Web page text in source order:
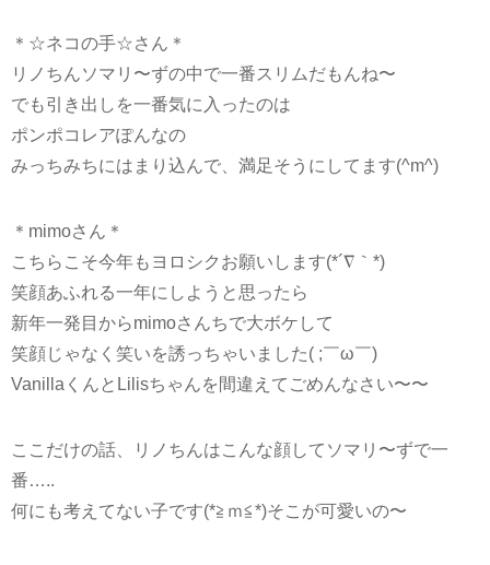
＊☆ネコの手☆さん＊
リノちんソマリ〜ずの中で一番スリムだもんね〜
でも引き出しを一番気に入ったのは
ポンポコレアぽんなの
みっちみちにはまり込んで、満足そうにしてます(^m^)
＊mimoさん＊
こちらこそ今年もヨロシクお願いします(*´∇｀*)
笑顔あふれる一年にしようと思ったら
新年一発目からmimoさんちで大ボケして
笑顔じゃなく笑いを誘っちゃいました( ;￣ω￣)ゞ
VanillaくんとLilisちゃんを間違えてごめんなさい〜〜
ここだけの話、リノちんはこんな顔してソマリ〜ずで一
番…..
何にも考えてない子です(*≧ｍ≦*)そこが可愛いの〜